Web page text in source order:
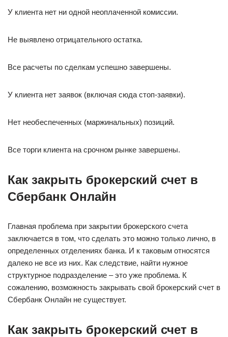
У клиента нет ни одной неоплаченной комиссии.
Не выявлено отрицательного остатка.
Все расчеты по сделкам успешно завершены.
У клиента нет заявок (включая сюда стоп-заявки).
Нет необеспеченных (маржинальных) позиций.
Все торги клиента на срочном рынке завершены.
Как закрыть брокерский счет в
Сбербанк Онлайн
Главная проблема при закрытии брокерского счета
заключается в том, что сделать это можно только лично, в
определенных отделениях банка. И к таковым относятся
далеко не все из них. Как следствие, найти нужное
структурное подразделение – это уже проблема. К
сожалению, возможность закрывать свой брокерский счет в
Сбербанк Онлайн не существует.
Как закрыть брокерский счет в